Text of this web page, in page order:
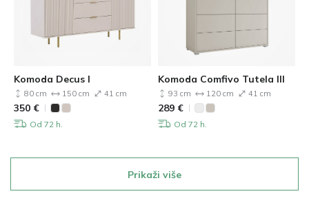
Komoda Decus I
80 cm 150 cm 41 cm
350 €
Od 72 h.
Komoda Comfivo Tutela III
93 cm 120 cm 41 cm
289 €
Od 72 h.
Prikaži više